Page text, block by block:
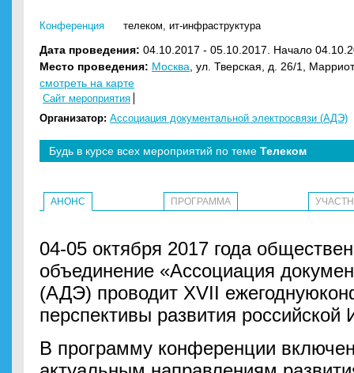
Конференция телеком, ит-инфраструктура
Дата проведения: 04.10.2017 - 05.10.2017. Начало
Место проведения: Москва , ул. Тверская, д. 26/1,
смотреть на карте
Сайт мероприятия
Организатор: Ассоциация документальной электросвязи (АДЭ)
Будь в курсе всех мероприятий по теме Телеком
АНОНС ПРОГРАММА
04-05 октября 2017 года
объединение «Ассоциация
(АДЭ) проводит XVII
перспективы развития
В программу конференции